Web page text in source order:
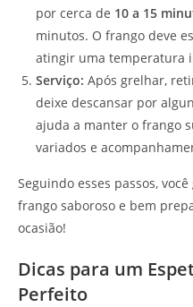
por cerca de 10 a 15
minutos. O frango deve
atingir uma temperatura
Serviço: Após grelhar,
deixe descansar por
ajuda a manter o frango
variados e
Seguindo esses passos,
frango saboroso e bem
ocasião!
Dicas para um
Perfeito